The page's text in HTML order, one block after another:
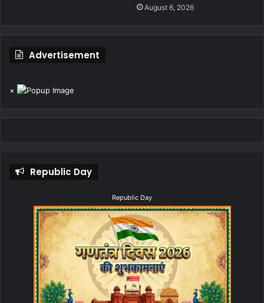
August 6, 2026
Advertisement
×
Republic Day
Republic Day